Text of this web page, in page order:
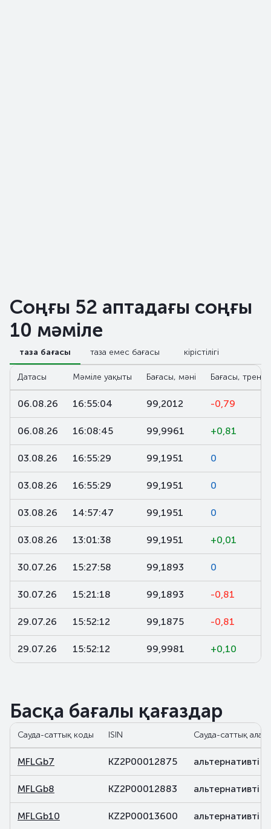
Соңғы 52 аптадағы соңғы
10 мәміле
таза бағасы таза емес бағасы кірістілігі
Датасы Мәміле уақыты Бағасы, мәні Бағасы, тренд,
06.08.26 16:55:04 99,2012 -0,79
06.08.26 16:08:45 99,9961 +0,81
03.08.26 16:55:29 99,1951 0
03.08.26 16:55:29 99,1951 0
03.08.26 14:57:47 99,1951 0
03.08.26 13:01:38 99,1951 +0,01
30.07.26 15:27:58 99,1893 0
30.07.26 15:21:18 99,1893 -0,81
29.07.26 15:52:12 99,1875 -0,81
29.07.26 15:52:12 99,9981 +0,10
Басқа бағалы қағаздар
Сауда-саттық коды ISIN Сауда-саттық алаң
MFLGb7 KZ2P00012875 альтернативті
MFLGb8 KZ2P00012883 альтернативті
MFLGb10 KZ2P00013600 альтернативті